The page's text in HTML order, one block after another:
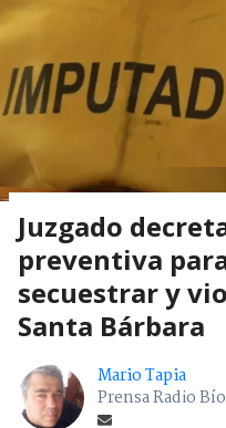
Juzgado
preventiva
secuestrar y
Santa Bárbara
Mario Tapia
Prensa Radio